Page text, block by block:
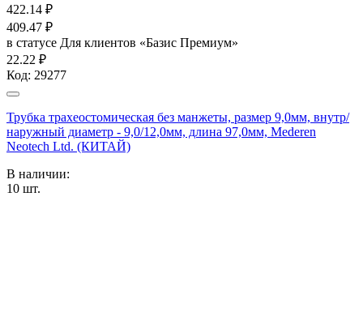
422.14 ₽
409.47 ₽
в статусе Для клиентов «Базис Премиум»
22.22 ₽
Код: 29277
Трубка трахеостомическая без манжеты, размер 9,0мм, внутр/
наружный диаметр - 9,0/12,0мм, длина 97,0мм, Mederen
Neotech Ltd. (КИТАЙ)
В наличии:
10 шт.